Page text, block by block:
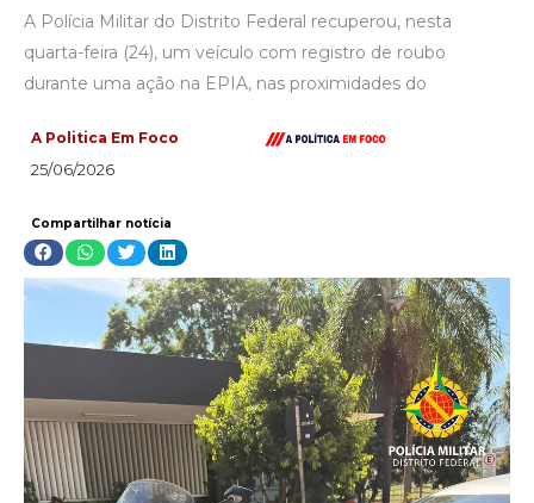
A Polícia Militar do Distrito Federal recuperou, nesta
quarta-feira (24), um veículo com registro de roubo
durante uma ação na EPIA, nas proximidades do
A Politica Em Foco
25/06/2026
Compartilhar notícia